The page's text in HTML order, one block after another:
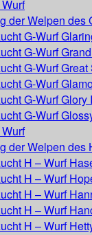
der Welpen des
G-Wurf
G-Wurf
G-Wurf
G-Wurf
G-Wurf
G-Wurf
der Welpen des
H – Wurf
H – Wurf
H – Wurf
H – Wurf
H – Wurf